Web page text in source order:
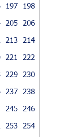
197
198
205
206
213
214
221
222
229
230
237
238
245
246
253
254